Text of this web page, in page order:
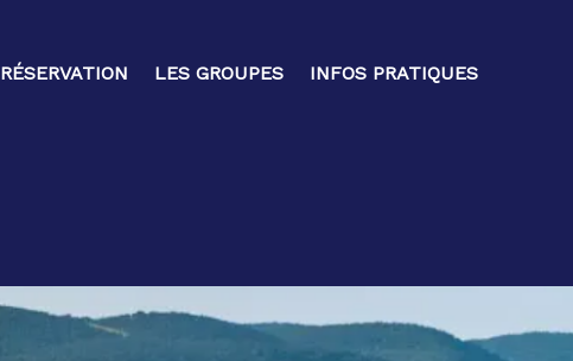
RÉSERVATION LES GROUPES INFOS PRATIQUES